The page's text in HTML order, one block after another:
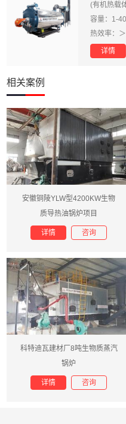
(有机热载
容量：1-40
热效率：
详情
相关案例
安徽铜陵YLW型4200KW生物
质导热油锅炉项目
详情 咨询
科特迪瓦建材厂8吨生物质蒸汽
锅炉
详情 咨询